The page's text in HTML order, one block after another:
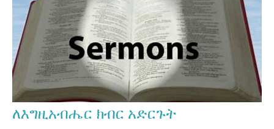
ለእግዚአብሔር ክብር አድርጉት